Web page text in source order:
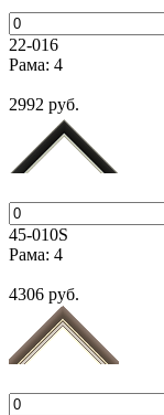
22-016
Рама: 4
2992 руб.
45-010S
Рама: 4
4306 руб.